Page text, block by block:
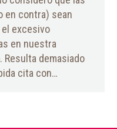
en contra) sean
excesivo
en nuestra
demasiado
cita con…